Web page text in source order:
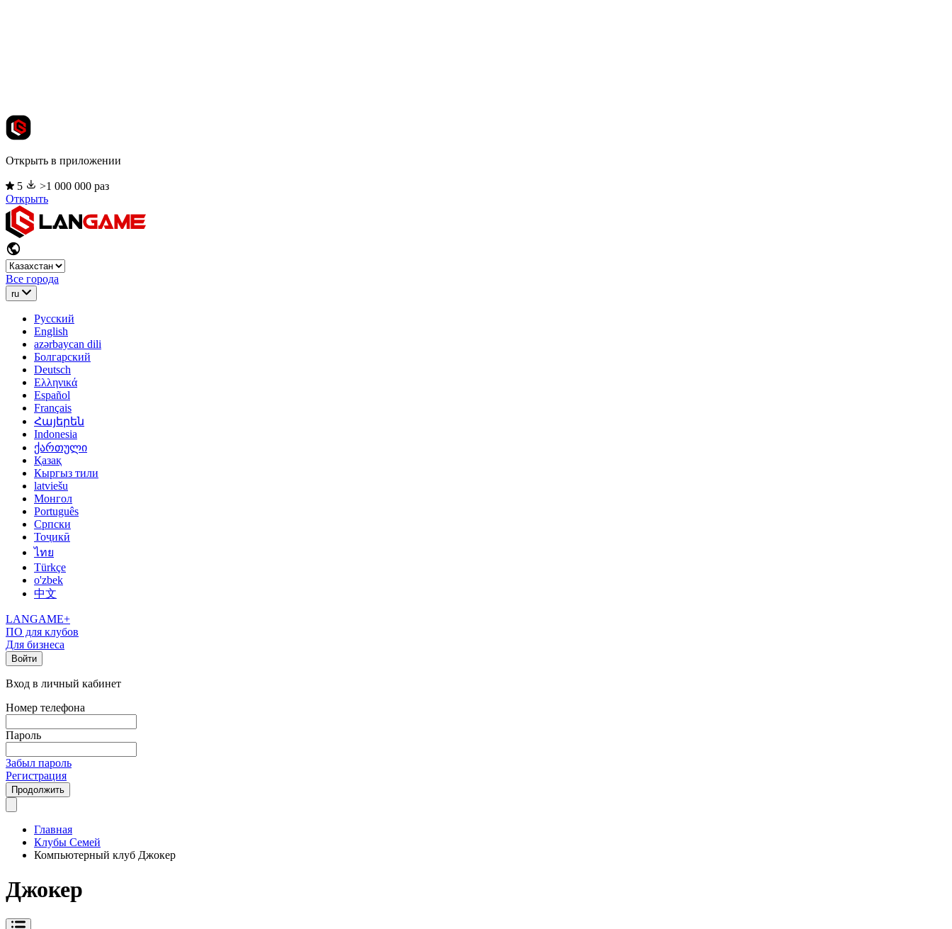
Открыть в приложении
5
>1 000 000 раз
Открыть
Все города
ru
Русский
English
azərbaycan dili
Болгарский
Deutsch
Ελληνικά
Español
Français
Հայերեն
Indonesia
ქართული
Қазақ
Кыргыз тили
latviešu
Монгол
Português
Српски
Тоҷикӣ
ไทย
Türkçe
o'zbek
中文
LANGAME+
ПО для клубов
Для бизнеса
Войти
Вход в личный кабинет
Номер телефона
Пароль
Забыл пароль
Регистрация
Продолжить
Главная
Клубы Семей
Компьютерный клуб Джокер
Джокер